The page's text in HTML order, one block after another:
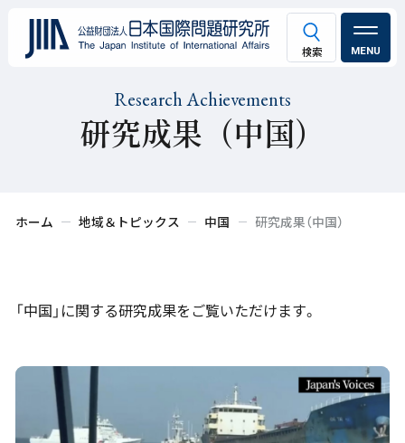
MENU
Research Achievements
研究成果（中国）
ホーム 地域＆トピックス 中国 研究成果（中国）
「中国」に関する研究成果をご覧いただけます。